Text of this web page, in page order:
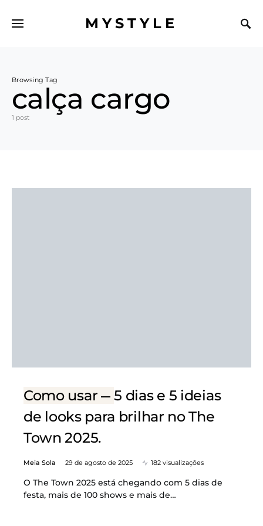
MYSTYLE
Browsing Tag
calça cargo
1 post
Como usar
5 dias e 5 ideias
de looks para brilhar no The
Town 2025.
Meia Sola 29 de agosto de 2025 182 visualizações
O The Town 2025 está chegando com 5 dias de
festa, mais de 100 shows e mais de…